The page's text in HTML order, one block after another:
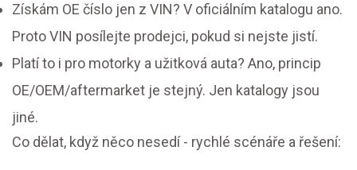
Získám OE číslo jen z VIN? V oficiálním katalogu ano.
Proto VIN posílejte prodejci, pokud si nejste jistí.
Platí to i pro motorky a užitková auta? Ano, princip
OE/OEM/aftermarket je stejný. Jen katalogy jsou
jiné.
Co dělat, když něco nesedí - rychlé scénáře a řešení: